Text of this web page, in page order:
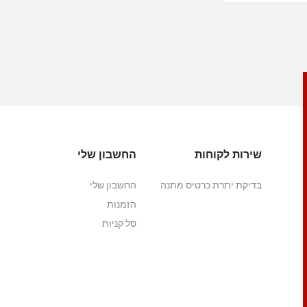
שירות לקוחות
בדיקת יתרת כרטיס מתנה
החשבון שלי
החשבון שלי
הזמנות
סל קניות